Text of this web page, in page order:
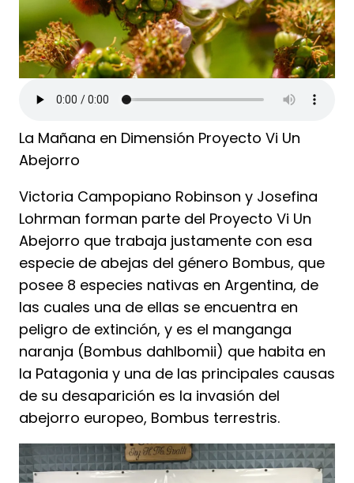
La Mañana en Dimensión Proyecto Vi Un
Abejorro
Victoria Campopiano Robinson y Josefina
Lohrman forman parte del Proyecto Vi Un
Abejorro que trabaja justamente con esa
especie de abejas del género Bombus, que
posee 8 especies nativas en Argentina, de
las cuales una de ellas se encuentra en
peligro de extinción, y es el manganga
naranja (Bombus dahlbomii) que habita en
la Patagonia y una de las principales causas
de su desaparición es la invasión del
abejorro europeo, Bombus terrestris.